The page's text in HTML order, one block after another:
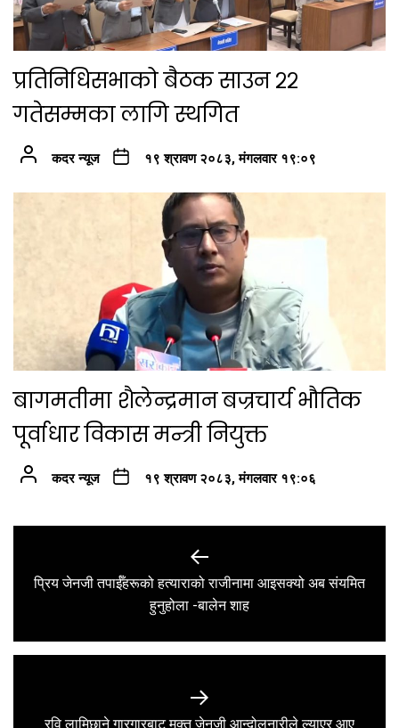
प्रतिनिधिसभाको बैठक साउन २२
गतेसम्मका लागि स्थगित
कदर न्यूज १९ श्रावण २०८३, मंगलवार १९:०९
बागमतीमा शैलेन्द्रमान बज्रचार्य भौतिक
पूर्वाधार विकास मन्त्री नियुक्त
कदर न्यूज १९ श्रावण २०८३, मंगलवार १९:०६
navigation
Previous
post:
प्रिय जेनजी तपाईँहरूको हत्याराको राजीनामा आइसक्यो अब संयमित
हुनुहोला -बालेन शाह
Next
रवि लामिछाने गारगारबाट मुक्त जेनजी आन्दोलनारीले ल्याएर आए